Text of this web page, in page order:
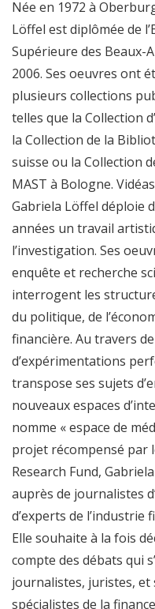
Née en 1972 à
Löffel est diplômée de
Supérieure des Beaux-
2006. Ses oeuvres ont
plusieurs collections
telles que la Collection
la Collection de la
suisse ou la Collection
MAST à Bologne.
Gabriela Löffel déploie
années un travail
l’investigation. Ses
enquête et recherche
interrogent les
du politique, de
financière. Au travers
d’expérimentations
transpose ses sujets
nouveaux espaces
nomme « espace de
projet récompensé par
Research Fund,
auprès de journalistes
d’experts de l’industrie
Elle souhaite à la fois
compte des débats qui
journalistes, juristes, et
spécialistes de la